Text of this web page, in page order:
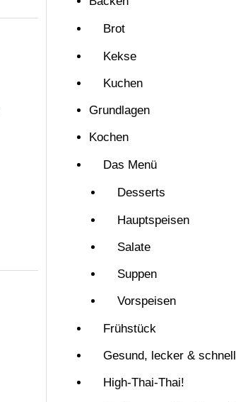
Brot
Kekse
Kuchen
Grundlagen
Kochen
Das Menü
Desserts
Hauptspeisen
Salate
Suppen
Vorspeisen
Frühstück
Gesund, lecker & schnell
High-Thai-Thai!